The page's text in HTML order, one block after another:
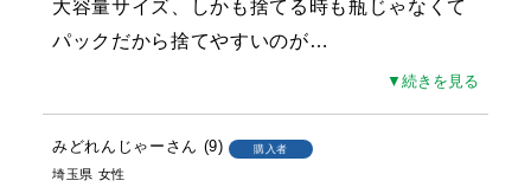
大容量サイズ、しかも捨てる時も瓶じゃなくて
パックだから捨てやすいのが…
▼続きを見る
みどれんじゃー 9 購入者
埼玉県 女性